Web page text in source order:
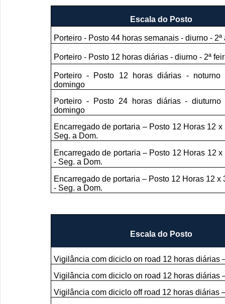
Escala do Posto
Porteiro - Posto 44 horas semanais - diurno - 2ª
Porteiro - Posto 12 horas diárias - diurno - 2ª
Porteiro - Posto 12 horas diárias -
domingo
Porteiro - Posto 24 horas diárias -
domingo
Encarregado de portaria – Posto 12 Horas 12 x
Seg. a Dom.
Encarregado de portaria – Posto 12 Horas 12 x
- Seg. a Dom.
Encarregado de portaria – Posto 12 Horas 12 x
- Seg. a Dom.
Escala do Posto
Vigilância com diciclo on road 12 horas diárias
Vigilância com diciclo on road 12 horas diárias
Vigilância com diciclo off road 12 horas diárias